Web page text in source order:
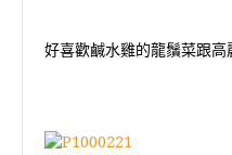
好喜歡鹹水雞的龍鬚菜跟